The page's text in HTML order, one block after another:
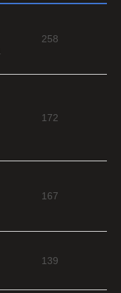
258
172
167
139